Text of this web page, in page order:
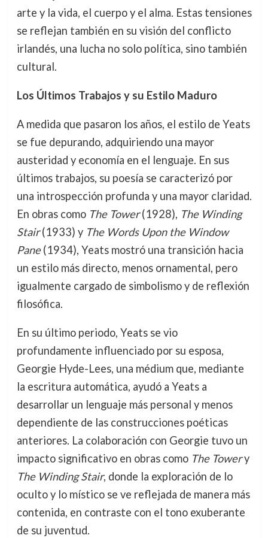
arte y la vida, el cuerpo y el alma. Estas tensiones
se reflejan también en su visión del conflicto
irlandés, una lucha no solo política, sino también
cultural.
Los Últimos Trabajos y su Estilo Maduro
A medida que pasaron los años, el estilo de Yeats
se fue depurando, adquiriendo una mayor
austeridad y economía en el lenguaje. En sus
últimos trabajos, su poesía se caracterizó por
una introspección profunda y una mayor claridad.
En obras como The Tower(1928), The Winding
Stair(1933) y The Words Upon the Window
Pane(1934), Yeats mostró una transición hacia
un estilo más directo, menos ornamental, pero
igualmente cargado de simbolismo y de reflexión
filosófica.
En su último periodo, Yeats se vio
profundamente influenciado por su esposa,
Georgie Hyde-Lees, una médium que, mediante
la escritura automática, ayudó a Yeats a
desarrollar un lenguaje más personal y menos
dependiente de las construcciones poéticas
anteriores. La colaboración con Georgie tuvo un
impacto significativo en obras como The Towery
The Winding Stair, donde la exploración de lo
oculto y lo místico se ve reflejada de manera más
contenida, en contraste con el tono exuberante
de su juventud.